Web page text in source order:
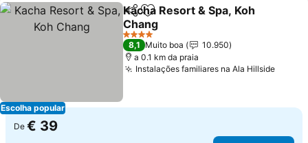
Escolha popular
PartilharAdicionar aos favoritos
Kacha Resort & Spa, Koh
Chang
4 Estrelas
8,1 Muito boa
10.950
a 0.1 km da praia
Instalações familiares na Ala Hillside
De € 39